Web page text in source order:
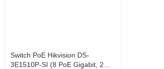
Switch PoE Hikvision DS-
3E1510P-SI (8 PoE Gigabit, 2